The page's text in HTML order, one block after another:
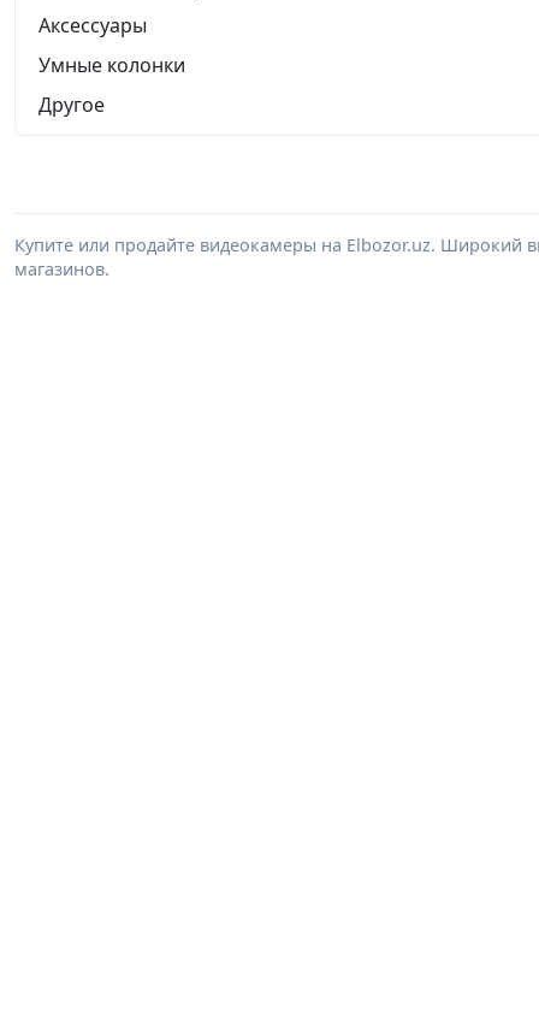
Аксессуары
Умные колонки
Другое
Купите или продайте видеокамеры на Elbozor.uz. Широкий
магазинов.